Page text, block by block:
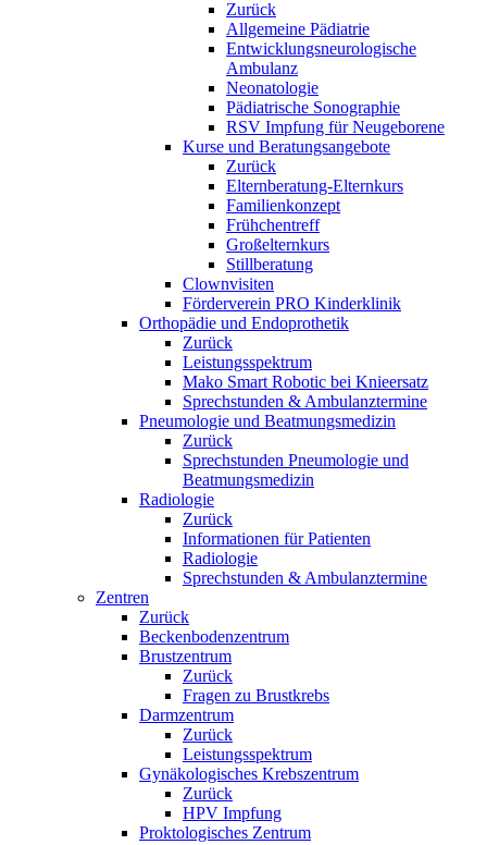
Zurück
Allgemeine Pädiatrie
Entwicklungsneurologische
Ambulanz
Neonatologie
Pädiatrische Sonographie
RSV Impfung für Neugeborene
Kurse und Beratungsangebote
Zurück
Elternberatung-Elternkurs
Familienkonzept
Frühchentreff
Großelternkurs
Stillberatung
Clownvisiten
Förderverein PRO Kinderklinik
Orthopädie und Endoprothetik
Zurück
Leistungsspektrum
Mako Smart Robotic bei Knieersatz
Sprechstunden & Ambulanztermine
Pneumologie und Beatmungsmedizin
Zurück
Sprechstunden Pneumologie und
Beatmungsmedizin
Radiologie
Zurück
Informationen für Patienten
Radiologie
Sprechstunden & Ambulanztermine
Zentren
Zurück
Beckenbodenzentrum
Brustzentrum
Zurück
Fragen zu Brustkrebs
Darmzentrum
Zurück
Leistungsspektrum
Gynäkologisches Krebszentrum
Zurück
HPV Impfung
Proktologisches Zentrum